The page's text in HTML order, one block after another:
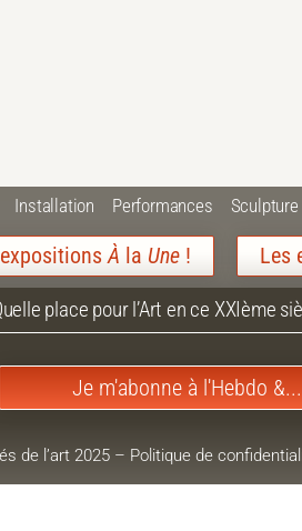
Installation Performances Sculpture
À la Une ! Les
place pour l’Art en ce XXIème
Je m'abonne à l'Hebdo &...
de l’art 2025 – Politique de